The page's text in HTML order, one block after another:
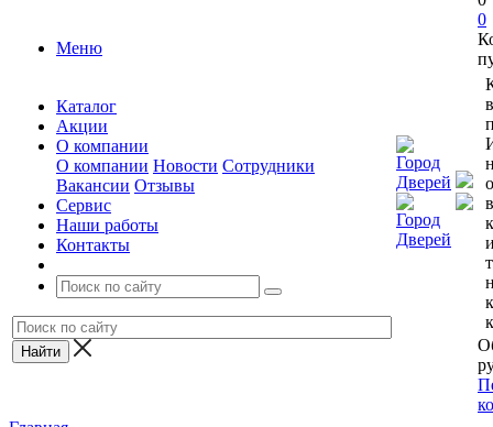
Меню
Каталог
Акции
О компании
О компании Новости Сотрудники
Вакансии Отзывы
Сервис
Наши работы
Контакты
0